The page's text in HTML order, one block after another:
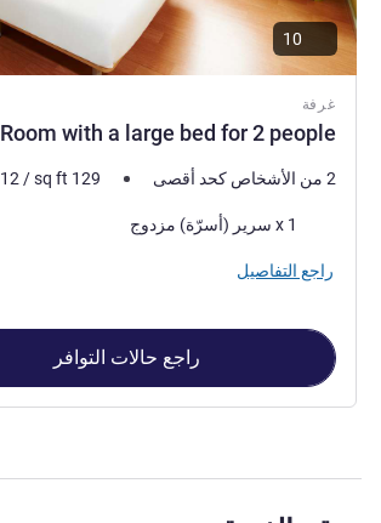
غرفة
Room with a large bed for 2 people
2 من الأشخاص كحد أقصى 12/sq ft 129
فرش السرير
1 x سرير (أسرّة) مزدوج
راجع التفاصيل
راجع حالات التوافر